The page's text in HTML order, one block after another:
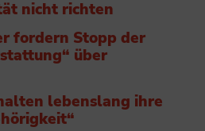
nicht richten
fordern Stopp der
über
lebenslang ihre